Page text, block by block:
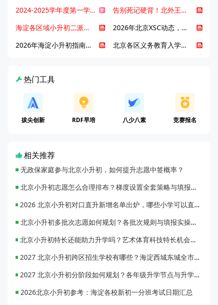
2024-2025学年度第一学期北京各区期末考试真题试卷汇总
告别死记硬背！北外王牌精读词汇课，帮孩子突破英语词汇难关
海淀各区域小升初二派全攻略合集！区域一至五志愿填报、升学策略详解
2026年北京XSC动态，持续更新中ing...
2026年海淀小升初指南，一文了解招生政策要点
北京各区义务教育入学咨询电话汇总，25年小升初家长提前收藏
热门工具
拔尖创新 RDF早培 八少八素 竞赛报名
相关推荐
无政保家庭参与北京小升初，如何提升志愿中签概率？
北京小升初志愿怎么合理排布？梯度设置全套策略与填报避坑指南
2026 北京小升初对口直升新增名单出炉，哪些小学可以直升优质初中？
北京小升初多批次志愿如何规划？各批次规则与填报实操指南
北京小升初特长还能助力升学吗？艺术体育科技特长机会与误区全面解析
2027 北京小升初跨区招生学校有哪些？海淀西城东城全市招生校完整汇总
2027 北京小升初分阶段如何规划？各年级升学节点与升学通道全梳理
2026北京小升初参考：海淀各校新初一分班考试日期汇总